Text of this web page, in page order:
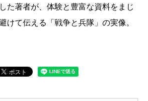
た著者が、体験と豊富な資料をまじ
けて伝える「戦争と兵隊」の実像。